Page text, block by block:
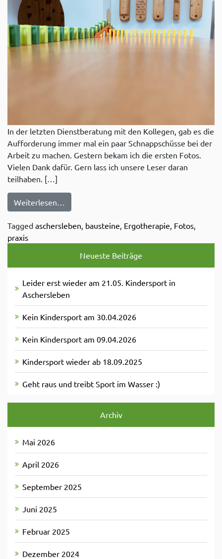
In der letzten Dienstberatung mit den Kollegen, gab es die
Aufforderung immer mal ein paar Schnappschüsse bei der
Arbeit zu machen. Gestern bekam ich die ersten Fotos.
Vielen Dank dafür. Gern lass ich unsere Leser daran
teilhaben. […]
Weiterlesen…
Tagged aschersleben bausteine Ergotherapie Fotos
praxis
Neueste Beiträge
Leider erst wieder am 21.05. Kindersport in
Aschersleben
Kein Kindersport am 30.04.2026
Kein Kindersport am 09.04.2026
Kindersport wieder ab 18.09.2025
Geht raus und treibt Sport im Wasser :)
Archiv
Mai 2026
April 2026
September 2025
Juni 2025
Februar 2025
Dezember 2024